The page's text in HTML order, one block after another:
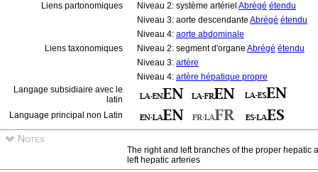
Liens partonomiques
Niveau 2: système artériel Abrégé étendu
Niveau 3: aorte descendante Abrégé étendu
Niveau 4: aorte abdominale
Liens taxonomiques
Niveau 2: segment d'organe Abrégé étendu
Niveau 3: artère
Niveau 4: artère hépatique propre
Langage subsidiaire avec le
latin
Language principal non Latin
Notes
The right and left branches of the proper hepatic
left hepatic arteries